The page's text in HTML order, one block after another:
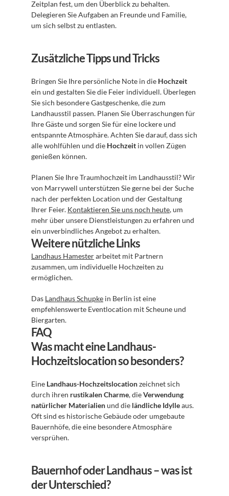
Zeitplan fest, um den Überblick zu behalten.
Delegieren Sie Aufgaben an Freunde und Familie,
um sich selbst zu entlasten.
Zusätzliche Tipps und Tricks
Bringen Sie Ihre persönliche Note in die Hochzeit
ein und gestalten Sie die Feier individuell. Überlegen
Sie sich besondere Gastgeschenke, die zum
Landhausstil passen. Planen Sie Überraschungen für
Ihre Gäste und sorgen Sie für eine lockere und
entspannte Atmosphäre. Achten Sie darauf, dass sich
alle wohlfühlen und die Hochzeit in vollen Zügen
genießen können.
Planen Sie Ihre Traumhochzeit im Landhausstil? Wir
von Marrywell unterstützen Sie gerne bei der Suche
nach der perfekten Location und der Gestaltung
Ihrer Feier. Kontaktieren Sie uns noch heute, um
mehr über unsere Dienstleistungen zu erfahren und
ein unverbindliches Angebot zu erhalten.
Weitere nützliche Links
Landhaus Hamester arbeitet mit Partnern
zusammen, um individuelle Hochzeiten zu
ermöglichen.
Das Landhaus Schupke in Berlin ist eine
empfehlenswerte Eventlocation mit Scheune und
Biergarten.
FAQ
Was macht eine Landhaus-
Hochzeitslocation so besonders?
Eine Landhaus-Hochzeitslocation zeichnet sich
durch ihren rustikalen Charme, die Verwendung
natürlicher Materialien und die ländliche Idylle aus.
Oft sind es historische Gebäude oder umgebaute
Bauernhöfe, die eine besondere Atmosphäre
versprühen.
Bauernhof oder Landhaus – was ist
der Unterschied?